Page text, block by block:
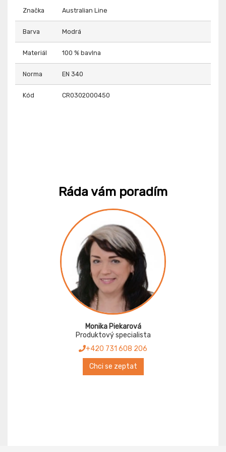
Značka Australian Line
Barva Modrá
Materiál 100 % bavlna
Norma EN 340
Kód CR0302000450
Ráda vám poradím
Monika Piekarová
Produktový specialista
+420 731 608 206
Chci se zeptat